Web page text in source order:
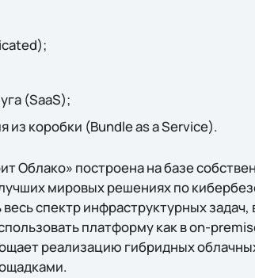
(SaaS);
коробки (Bundle as a Service).
Облако» построена на базе
мировых решениях по
спектр инфраструктурных задач,
платформу как в on-
реализацию гибридных